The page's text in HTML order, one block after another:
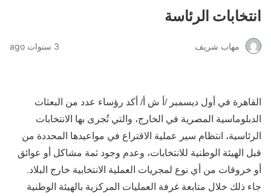
انتخابات الرئاسة
مهاب شريف 3 سنوات ago
القاهرة في أول ديسمبر /أ ش أ/ أكد رؤساء عدد من البعثات
الدبلوماسية المصرية في الخارج، والتي تُجرى بها الانتخابات
الرئاسية، انتظام سير عملية الاقتراع في مواعيدها المحددة من
قبل الهيئة الوطنية للانتخابات، وعدم وجود ثمة مشاكل أو عوائق
أو خروقات من أي نوع لمجريات العملية الانتخابية خارج البلاد.
جاء ذلك خلال متابعة غرفة العمليات المركزية بالهيئة الوطنية